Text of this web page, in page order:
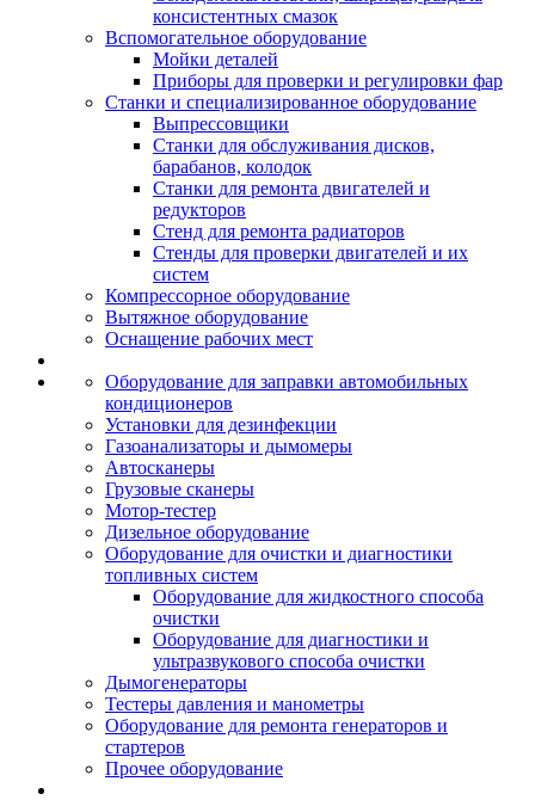
консистентных смазок
Вспомогательное оборудование
Мойки деталей
Приборы для проверки и регулировки фар
Станки и специализированное оборудование
Выпрессовщики
Станки для обслуживания дисков,
барабанов, колодок
Станки для ремонта двигателей и
редукторов
Стенд для ремонта радиаторов
Стенды для проверки двигателей и их
систем
Компрессорное оборудование
Вытяжное оборудование
Оснащение рабочих мест
Оборудование для заправки автомобильных
кондиционеров
Установки для дезинфекции
Газоанализаторы и дымомеры
Автосканеры
Грузовые сканеры
Мотор-тестер
Дизельное оборудование
Оборудование для очистки и диагностики
топливных систем
Оборудование для жидкостного способа
очистки
Оборудование для диагностики и
ультразвукового способа очистки
Дымогенераторы
Тестеры давления и манометры
Оборудование для ремонта генераторов и
стартеров
Прочее оборудование